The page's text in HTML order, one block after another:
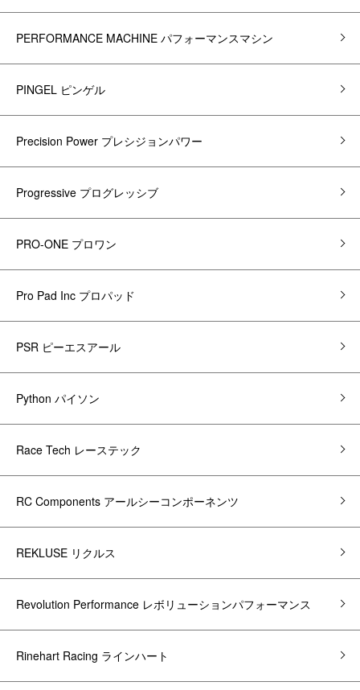
PERFORMANCE MACHINE パフォーマンスマシン
PINGEL ピンゲル
Precision Power プレシジョンパワー
Progressive プログレッシブ
PRO-ONE プロワン
Pro Pad Inc プロパッド
PSR ピーエスアール
Python パイソン
Race Tech レーステック
RC Components アールシーコンポーネンツ
REKLUSE リクルス
Revolution Performance レボリューションパフォーマンス
Rinehart Racing ラインハート